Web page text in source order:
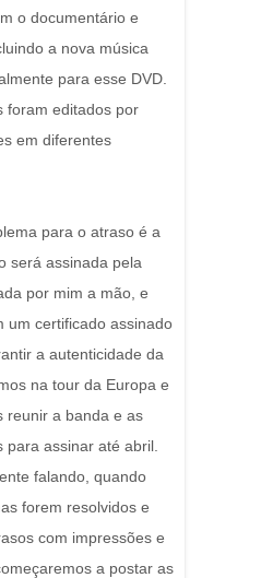
o documentário e
a nova música
para esse DVD.
foram editados por
em diferentes
para o atraso é a
será assinada pela
por mim a mão, e
um certificado assinado
a autenticidade da
na tour da Europa e
reunir a banda e as
para assinar até abril.
falando, quando
forem resolvidos e
com impressões e
a postar as